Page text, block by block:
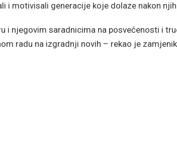
i motivisali generacije koje dolaze nakon
njegovim saradnicima na posvećenosti i
radu na izgradnji novih – rekao je zamjenik